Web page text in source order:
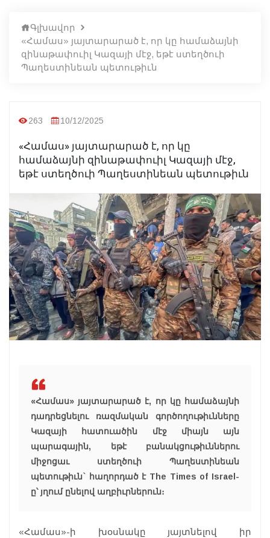
Գլխավոր
«Համաս» յայտարարած է, որ կը համաձայնի
զինաթափուիլ Կազայի մէջ, եթէ ստեղծուի
Պաղեստինեան պետութիւն
263 10/12/2025
«Համաս» յայտարարած է, որ կը
համաձայնի զինաթափուիլ Կազայի մէջ,
եթէ ստեղծուի Պաղեստինեան պետութիւն
«Համաս» յայտարարած է, որ կը համաձայնի
դադրեցնելու ռազմական գործողութիւնները
Կազայի հատուածին մէջ միայն այն
պարագային, եթէ բանակցութիւններու
միջոցաւ ստեղծուի Պաղեստինեան
պետութիւն` հաղորդած է The Times of Israel-
ը՝ յղում ընելով աղբիւրներուն։
«Համաս»-ի խօսնակը յայտնելով իր